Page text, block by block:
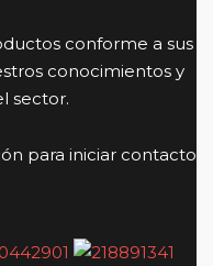
conforme a sus
conocimientos y
sector.
para iniciar contacto